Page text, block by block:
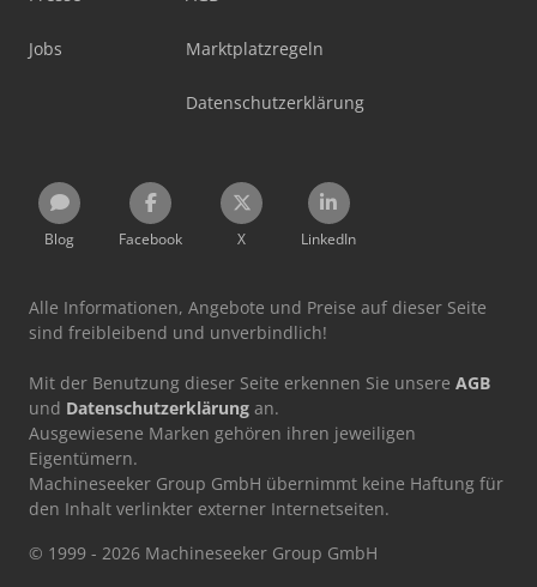
Jobs Marktplatzregeln
Datenschutzerklärung
Blog Facebook X LinkedIn
Alle Informationen, Angebote und Preise auf dieser Seite
sind freibleibend und unverbindlich!
Mit der Benutzung dieser Seite erkennen Sie unsere AGB
und Datenschutzerklärung an.
Ausgewiesene Marken gehören ihren jeweiligen
Eigentümern.
Machineseeker Group GmbH übernimmt keine Haftung für
den Inhalt verlinkter externer Internetseiten.
© 1999 - 2026 Machineseeker Group GmbH